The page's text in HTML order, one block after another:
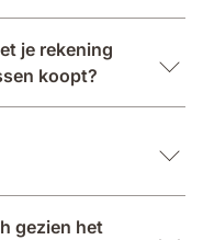
je rekening
koopt?
gezien het